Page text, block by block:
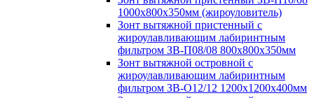
1000х800х350мм (жироуловитель)
Зонт вытяжной пристенный с
жироулавливающим лабиринтным
фильтром ЗВ-П08/08 800х800х350мм
Зонт вытяжной островной с
жироулавливающим лабиринтным
фильтром ЗВ-О12/12 1200х1200х400мм